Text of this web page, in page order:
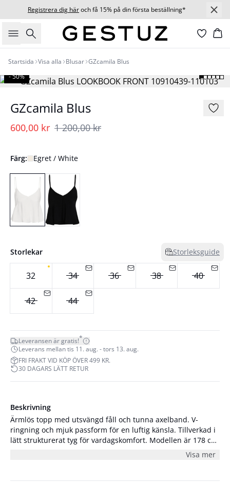
Registrera dig häroch få 15% på din första beställning*
Sök
Startsida Visa alla Blusar GZcamila Blus
- 50%
GZcamila Blus
600,00 kr 1 200,00 kr
Färg: Egret / White
Storlekar Storleksguide
32 34 36 38 40
42 44
Leveransen är gratis!*
Leverans mellan tis 11. aug. - tors 13. aug.
FRI FRAKT VID KÖP ÖVER 499 KR.
30 DAGARS LÄTT RETUR
Beskrivning
Ärmlös topp med utsvängd fåll och tunna axelband. V-
ringning och mjuk passform för en luftig känsla. Tillverkad i
lätt strukturerat tyg för vardagskomfort. Modellen är 178 cm
Visa mer